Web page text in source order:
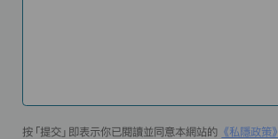
按「提交」即表示你已閱讀並同意本網站的 《私隱政策》